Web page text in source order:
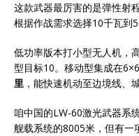
这款武器最厉害的是弹性射
根据作战需求选择10千瓦到
低功率版本打小型无人机，
型目标10。移动型集成在
里 ，能快速机动至边境线、
咱中国的LW-60激光武器系
舰载系统的8005米，但有一